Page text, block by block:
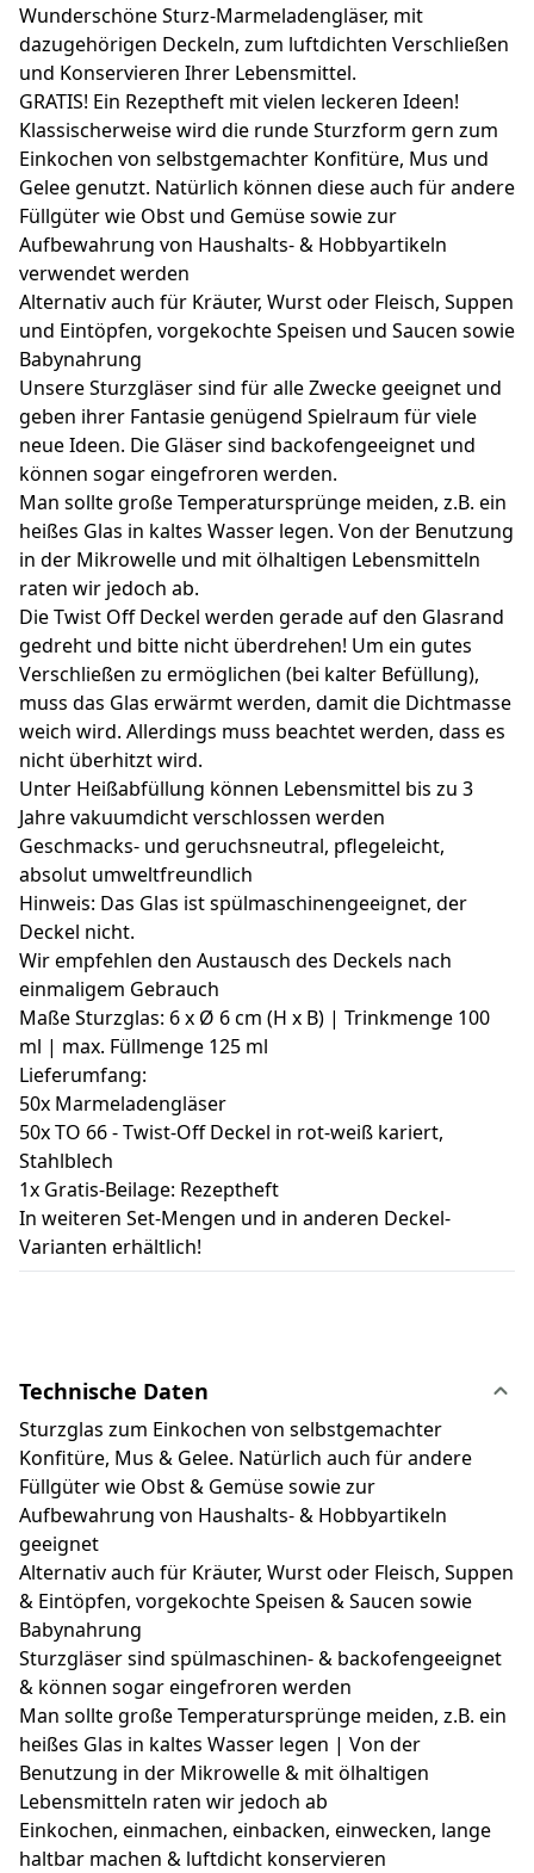
Wunderschöne Sturz-Marmeladengläser, mit
dazugehörigen Deckeln, zum luftdichten Verschließen
und Konservieren Ihrer Lebensmittel.
GRATIS! Ein Rezeptheft mit vielen leckeren Ideen!
Klassischerweise wird die runde Sturzform gern zum
Einkochen von selbstgemachter Konfitüre, Mus und
Gelee genutzt. Natürlich können diese auch für andere
Füllgüter wie Obst und Gemüse sowie zur
Aufbewahrung von Haushalts- & Hobbyartikeln
verwendet werden
Alternativ auch für Kräuter, Wurst oder Fleisch, Suppen
und Eintöpfen, vorgekochte Speisen und Saucen sowie
Babynahrung
Unsere Sturzgläser sind für alle Zwecke geeignet und
geben ihrer Fantasie genügend Spielraum für viele
neue Ideen. Die Gläser sind backofengeeignet und
können sogar eingefroren werden.
Man sollte große Temperatursprünge meiden, z.B. ein
heißes Glas in kaltes Wasser legen. Von der Benutzung
in der Mikrowelle und mit ölhaltigen Lebensmitteln
raten wir jedoch ab.
Die Twist Off Deckel werden gerade auf den Glasrand
gedreht und bitte nicht überdrehen! Um ein gutes
Verschließen zu ermöglichen (bei kalter Befüllung),
muss das Glas erwärmt werden, damit die Dichtmasse
weich wird. Allerdings muss beachtet werden, dass es
nicht überhitzt wird.
Unter Heißabfüllung können Lebensmittel bis zu 3
Jahre vakuumdicht verschlossen werden
Geschmacks- und geruchsneutral, pflegeleicht,
absolut umweltfreundlich
Hinweis: Das Glas ist spülmaschinengeeignet, der
Deckel nicht.
Wir empfehlen den Austausch des Deckels nach
einmaligem Gebrauch
Maße Sturzglas: 6 x Ø 6 cm (H x B) | Trinkmenge 100
ml | max. Füllmenge 125 ml
Lieferumfang:
50x Marmeladengläser
50x TO 66 - Twist-Off Deckel in rot-weiß kariert,
Stahlblech
1x Gratis-Beilage: Rezeptheft
In weiteren Set-Mengen und in anderen Deckel-
Varianten erhältlich!
Technische Daten
Sturzglas zum Einkochen von selbstgemachter
Konfitüre, Mus & Gelee. Natürlich auch für andere
Füllgüter wie Obst & Gemüse sowie zur
Aufbewahrung von Haushalts- & Hobbyartikeln
geeignet
Alternativ auch für Kräuter, Wurst oder Fleisch, Suppen
& Eintöpfen, vorgekochte Speisen & Saucen sowie
Babynahrung
Sturzgläser sind spülmaschinen- & backofengeeignet
& können sogar eingefroren werden
Man sollte große Temperatursprünge meiden, z.B. ein
heißes Glas in kaltes Wasser legen | Von der
Benutzung in der Mikrowelle & mit ölhaltigen
Lebensmitteln raten wir jedoch ab
Einkochen, einmachen, einbacken, einwecken, lange
haltbar machen & luftdicht konservieren